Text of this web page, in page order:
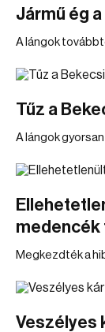
Jármű ég
A lángok
Tűz a
A lángok
Megkezdték a
Veszélyes